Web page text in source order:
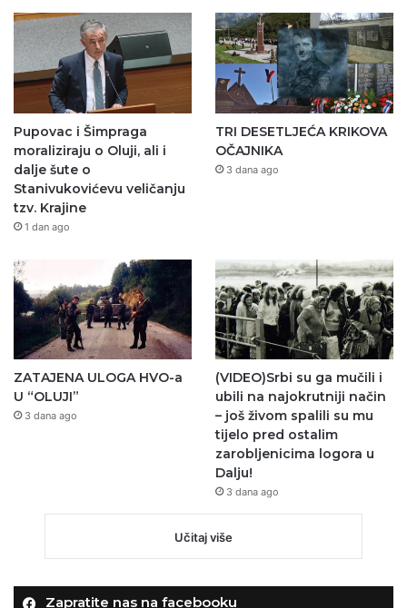
Pupovac i Šimpraga
moraliziraju o Oluji, ali i
dalje šute o
Stanivukovićevu veličanju
tzv. Krajine
1 dan ago
TRI DESETLJEĆA KRIKOVA
OČAJNIKA
3 dana ago
ZATAJENA ULOGA HVO-a
U “OLUJI”
3 dana ago
(VIDEO)Srbi su ga mučili i
ubili na najokrutniji način
– još živom spalili su mu
tijelo pred ostalim
zarobljenicima logora u
Dalju!
3 dana ago
Učitaj više
Zapratite nas na facebooku